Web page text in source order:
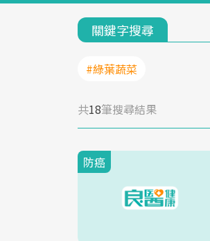
關鍵字搜尋
#綠葉蔬菜
共18筆搜尋結果
防癌